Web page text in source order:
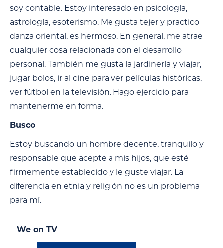
soy contable. Estoy interesado en psicología,
astrología, esoterismo. Me gusta tejer y practico
danza oriental, es hermoso. En general, me atrae
cualquier cosa relacionada con el desarrollo
personal. También me gusta la jardinería y viajar,
jugar bolos, ir al cine para ver películas históricas,
ver fútbol en la televisión. Hago ejercicio para
mantenerme en forma.
Busco
Estoy buscando un hombre decente, tranquilo y
responsable que acepte a mis hijos, que esté
firmemente establecido y le guste viajar. La
diferencia en etnia y religión no es un problema
para mí.
We on TV